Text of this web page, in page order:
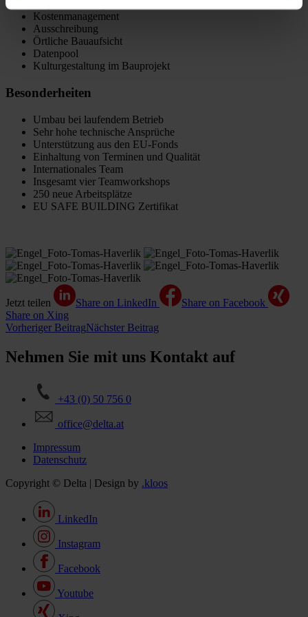
Kostenmanagement
Ausschreibung
Örtliche Bauaufsicht
Datenpool
Kulturgestaltung im Bauprojekt
Besonderheiten
Umbau bei laufendem Betrieb
Sehr hohe technische Ansprüche
Unterstützung aus den EU-Fonds
Einhaltung von Terminen und Qualität
Internationales Team
Insgesamt vier Teamworkshops
250 neue Arbeitsplätze
EU SAFE BUILDING Zertifikat
Jetzt teilen Share on LinkedIn
Share on Facebook
Share on Xing
Vorheriger BeitragNächster Beitrag
Nehmen Sie mit uns Kontakt auf
+43 (0) 50 756 0
office@delta.at
Impressum
Datenschutz
Copyright © Delta | Design by .kloos
LinkedIn
Instagram
Facebook
Youtube